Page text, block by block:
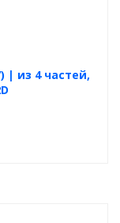
| из 4 частей,